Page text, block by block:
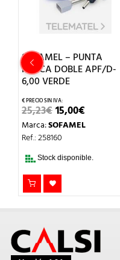
SOFAMEL – PUNTA
HUECA DOBLE APF/D-
6,00 VERDE
25,23€EL
PRECIO
ORIGINAL
ERA:
15,00€
ACTUAL
Marca:SOFAMEL
Ref.: 258160
Stock disponible.